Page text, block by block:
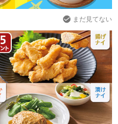
まだ見てない